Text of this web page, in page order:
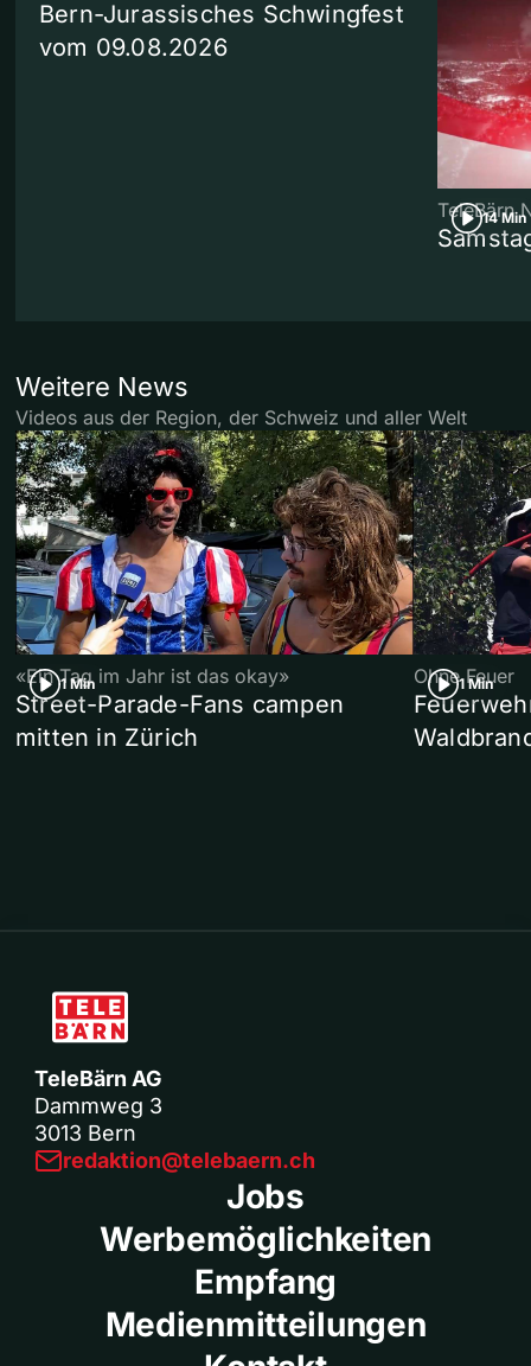
Bern-Jurassisches Schwingfest
vom 09.08.2026
14 Min
TeleBärn
Weitere News
Videos aus der Region, der Schweiz und aller Welt
1 Min
«Ein Tag im Jahr ist das okay»
Street-Parade-Fans campen
mitten in Zürich
1 Min
Ohne Feuer
TeleBärn AG
Dammweg 3
3013 Bern
redaktion@telebaern.ch
Jobs
Werbemöglichkeiten
Empfang
Medienmitteilungen